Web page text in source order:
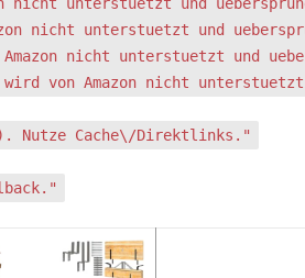
nicht unterstuetzt und
nicht unterstuetzt und
von Amazon nicht unterstuetzt
Nutze Cache\/Direktlinks."